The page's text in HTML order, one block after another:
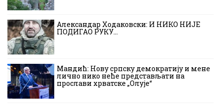
Александар Ходаковски: И НИКО НИЈЕ
ПОДИГАО РУКУ…
Мандић: Нову српску демократију и мене
лично нико неће представљати на
прослави хрватске „Олује“